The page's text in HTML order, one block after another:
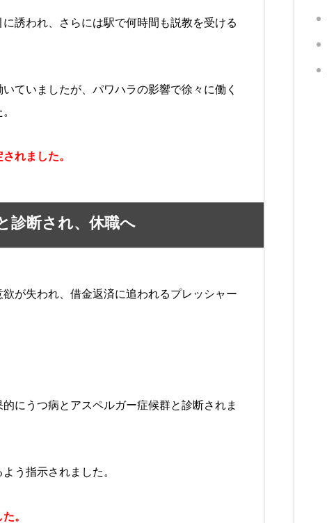
誘われ、さらには駅で何時間も説教を受ける
ていましたが、パワハラの影響で徐々に働く
れました。
診断され、休職へ
が失われ、借金返済に追われるプレッシャー
にうつ病とアスペルガー症候群と診断されま
う指示されました。
。